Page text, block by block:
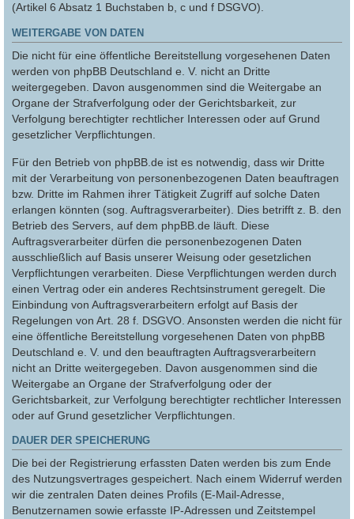
(Artikel 6 Absatz 1 Buchstaben b, c und f DSGVO).
WEITERGABE VON DATEN
Die nicht für eine öffentliche Bereitstellung vorgesehenen Daten
werden von phpBB Deutschland e. V. nicht an Dritte
weitergegeben. Davon ausgenommen sind die Weitergabe an
Organe der Strafverfolgung oder der Gerichtsbarkeit, zur
Verfolgung berechtigter rechtlicher Interessen oder auf Grund
gesetzlicher Verpflichtungen.
Für den Betrieb von phpBB.de ist es notwendig, dass wir Dritte
mit der Verarbeitung von personenbezogenen Daten beauftragen
bzw. Dritte im Rahmen ihrer Tätigkeit Zugriff auf solche Daten
erlangen könnten (sog. Auftragsverarbeiter). Dies betrifft z. B. den
Betrieb des Servers, auf dem phpBB.de läuft. Diese
Auftragsverarbeiter dürfen die personenbezogenen Daten
ausschließlich auf Basis unserer Weisung oder gesetzlichen
Verpflichtungen verarbeiten. Diese Verpflichtungen werden durch
einen Vertrag oder ein anderes Rechtsinstrument geregelt. Die
Einbindung von Auftragsverarbeitern erfolgt auf Basis der
Regelungen von Art. 28 f. DSGVO. Ansonsten werden die nicht für
eine öffentliche Bereitstellung vorgesehenen Daten von phpBB
Deutschland e. V. und den beauftragten Auftragsverarbeitern
nicht an Dritte weitergegeben. Davon ausgenommen sind die
Weitergabe an Organe der Strafverfolgung oder der
Gerichtsbarkeit, zur Verfolgung berechtigter rechtlicher Interessen
oder auf Grund gesetzlicher Verpflichtungen.
DAUER DER SPEICHERUNG
Die bei der Registrierung erfassten Daten werden bis zum Ende
des Nutzungsvertrages gespeichert. Nach einem Widerruf werden
wir die zentralen Daten deines Profils (E-Mail-Adresse,
Benutzernamen sowie erfasste IP-Adressen und Zeitstempel